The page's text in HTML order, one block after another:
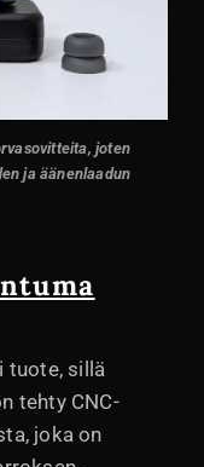
joten
ja äänenlaadun
tuote, sillä
tehty CNC-
joka on